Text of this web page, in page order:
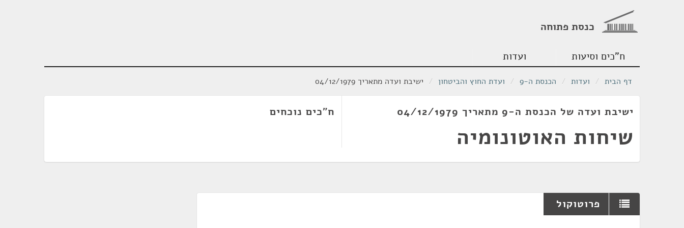
כנסת פתוחה
ח"כים וסיעות ועדות
דף הבית / ועדות / הכנסת ה-9 / ועדת החוץ והביטחון / ישיבת ועדה מתאריך 04/12/1979
ישיבת ועדה של הכנסת ה-9 מתאריך 04/12/1979
שיחות האוטונומיה
ח"כים נוכחים
פרוטוקול